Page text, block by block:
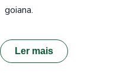
goiana.
Ler mais